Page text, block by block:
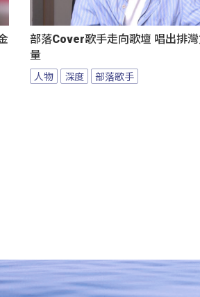
部落Cover歌手走向歌壇 唱出排
量
人物 深度 部落歌手